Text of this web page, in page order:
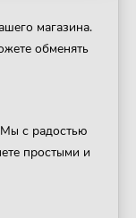
магазина.
обменять
с радостью
простыми и